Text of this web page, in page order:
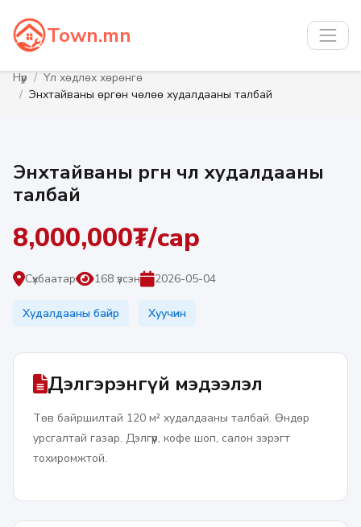
Town.mn
Нүүр
Үл хөдлөх хөрөнгө
Энхтайваны өргөн чөлөө худалдааны талбай
Энхтайваны өргөн чөлөө худалдааны
талбай
8,000,000₮/сар
Сүхбаатар 168 үзсэн 2026-05-04
Худалдааны байр Хуучин
Дэлгэрэнгүй мэдээлэл
Төв байршилтай 120 м² худалдааны талбай. Өндөр
урсгалтай газар. Дэлгүүр, кофе шоп, салон зэрэгт
тохиромжтой.